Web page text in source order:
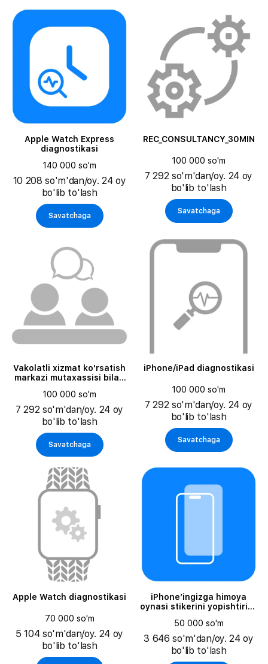
Apple Watch Express
diagnostikasi
140 000 so'm
10 208 so'm'dan/oy. 24 oy
bo'lib to'lash
Savatchaga
REC_CONSULTANCY_30MIN
100 000 so'm
7 292 so'm'dan/oy. 24 oy
bo'lib to'lash
Savatchaga
Vakolatli xizmat ko'rsatish
markazi mutaxassisi bilan
professional maslahat
100 000 so'm
7 292 so'm'dan/oy. 24 oy
bo'lib to'lash
Savatchaga
iPhone/iPad diagnostikasi
100 000 so'm
7 292 so'm'dan/oy. 24 oy
bo'lib to'lash
Savatchaga
Apple Watch diagnostikasi
70 000 so'm
5 104 so'm'dan/oy. 24 oy
bo'lib to'lash
iPhone’ingizga himoya
oynasi stikerini yopishtirish
sotiladi)
50 000 so'm
3 646 so'm'dan/oy. 24 oy
bo'lib to'lash